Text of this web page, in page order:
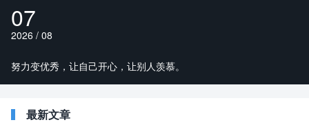
07
2026 / 08
努力变优秀，让自己开心，让别人羡慕。
最新文章